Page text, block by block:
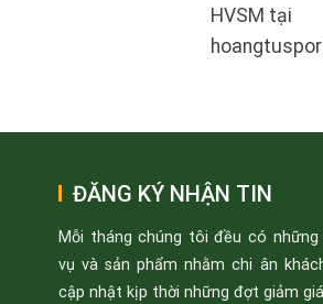
HVSM tại
ĐĂNG KÝ NHẬN TIN
Mỗi tháng chúng tôi đều có
vụ và sản phẩm nhằm chi ân
cập nhật kịp thời những đợt giảm